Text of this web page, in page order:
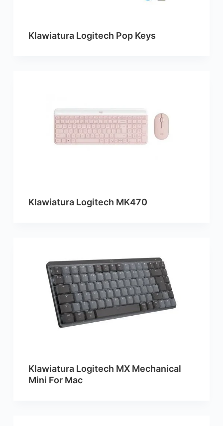
Klawiatura Logitech Pop Keys
Klawiatura Logitech MK470
Klawiatura Logitech MX Mechanical
Mini For Mac